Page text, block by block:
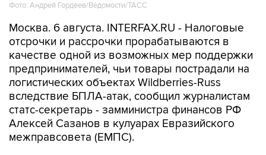
Фото: Андрей Гордеев/Ведомости/ТАСС
Москва. 6 августа. INTERFAX.RU - Налоговые
отсрочки и рассрочки прорабатываются в
качестве одной из возможных мер поддержки
предпринимателей, чьи товары пострадали на
логистических объектах Wildberries-Russ
вследствие БПЛА-атак, сообщил журналистам
статс-секретарь - замминистра финансов РФ
Алексей Сазанов в кулуарах Евразийского
межправсовета (ЕМПС).